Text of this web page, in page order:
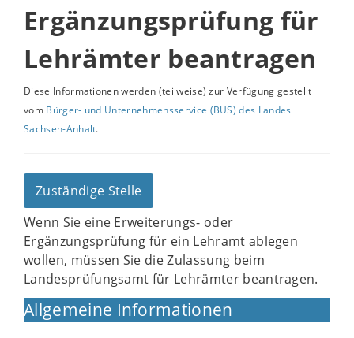
Ergänzungsprüfung für
Lehrämter beantragen
Diese Informationen werden (teilweise) zur Verfügung gestellt
vom Bürger- und Unternehmensservice (BUS) des Landes
Sachsen-Anhalt.
Zuständige Stelle
Wenn Sie eine Erweiterungs- oder
Ergänzungsprüfung für ein Lehramt ablegen
wollen, müssen Sie die Zulassung beim
Landesprüfungsamt für Lehrämter beantragen.
Allgemeine Informationen